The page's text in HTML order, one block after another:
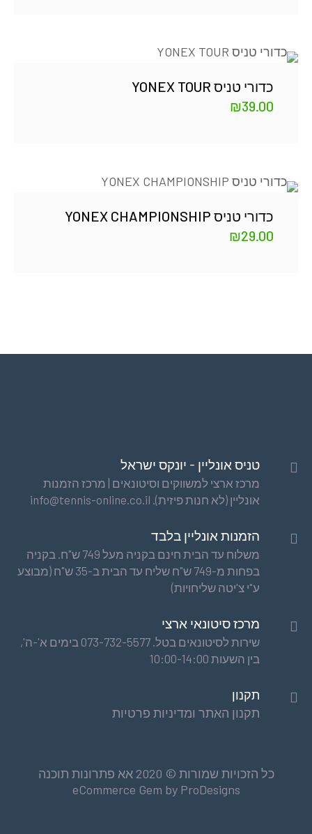
כדורי טניס YONEX TOUR
₪39.00
כדורי טניס YONEX CHAMPIONSHIP
₪29.00
טניס אונליין - יונקס ישראל
מרכז ארצי למשווקים וסיטונאים | מרכז הזמנות
אונליין (לא חנות פיזית). info@tennis-online.co.il
הזמנות אונליין בלבד
משלוח עד הבית חינם בקניה מעל 749 ש"ח. בקניה
בפחות מ-749 ש"ח שליח עד הבית ב-35 ש"ח (מבוצע
ע"י צ'יטה שליחויות)
מרכז סיטונאי ארצי
שירות לסיטונאים בטל. 073-732-5577 בימים א'-ה',
בין השעות 10:00-14:00
תקנון
תקנון האתר ומדיניות פרטיות
כל הזכויות שמורות © 2020 אא פתרונות תוכנה
eCommerce Gem by ProDesigns